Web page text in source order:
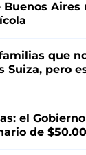
Aires
que
Suiza, pero
el
de